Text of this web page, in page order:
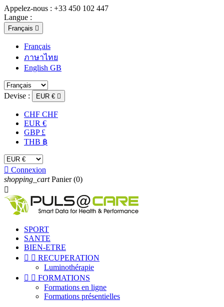
Appelez-nous : +33 450 102 447
Langue :
Français 
Français
ภาษาไทย
English GB
Devise : EUR € 
CHF CHF
EUR €
GBP £
THB ฿
 Connexion
shopping_cart Panier (0)

SPORT
SANTE
BIEN-ETRE
  RECUPERATION
Luminothérapie
  FORMATIONS
Formations en ligne
Formations présentielles